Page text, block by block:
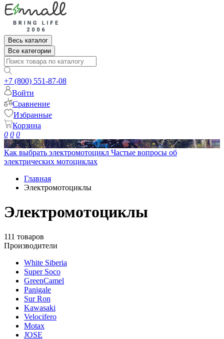
Весь каталог
Все категории
+7 (800) 551-87-08
Войти
Сравнение
Избранные
Корзина
0 0 0
Как выбрать электромотоцикл Частые вопросы об
электрических мотоциклах
Главная
Электромотоциклы
Электромотоциклы
111 товаров
Производители
White Siberia
Super Soco
GreenCamel
Panigale
Sur Ron
Kawasaki
Velocifero
Motax
JOSE